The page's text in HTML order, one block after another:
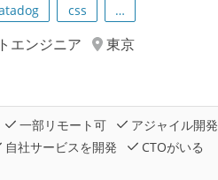
css …
エンジニア
東京
一部リモート可
アジャイル開発
自社サービスを開発
CTOがいる